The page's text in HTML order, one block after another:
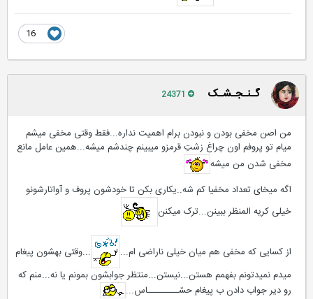
گـنـجـشـک
من اصن مخفی بودن و نبودن برام اهمیت نداره...فقط وقتی مخفی میشم
میام تو پروفم اون چراغ زشتِ قرمزو میبینم چندشم میشه...همین عامل مانع
مخفی شدن من میشه
اگه میخای تعداد مخفیا کم شه..یکاری بکن تا خودشون پروف و آواتارشونو
خیلی کریه المنظر ببینن...ترک میکنن
از کسایی که مخفی هم میان خیلی ناراضی ام...
...وقتی بهشون پیغام
میدم نمیدتونم بفهمم هستن...نیستن...منتظر جوابشون بمونم یا نه...منم که
رو دیر جواب دادن ب پیغام حسّـــــــــاس...